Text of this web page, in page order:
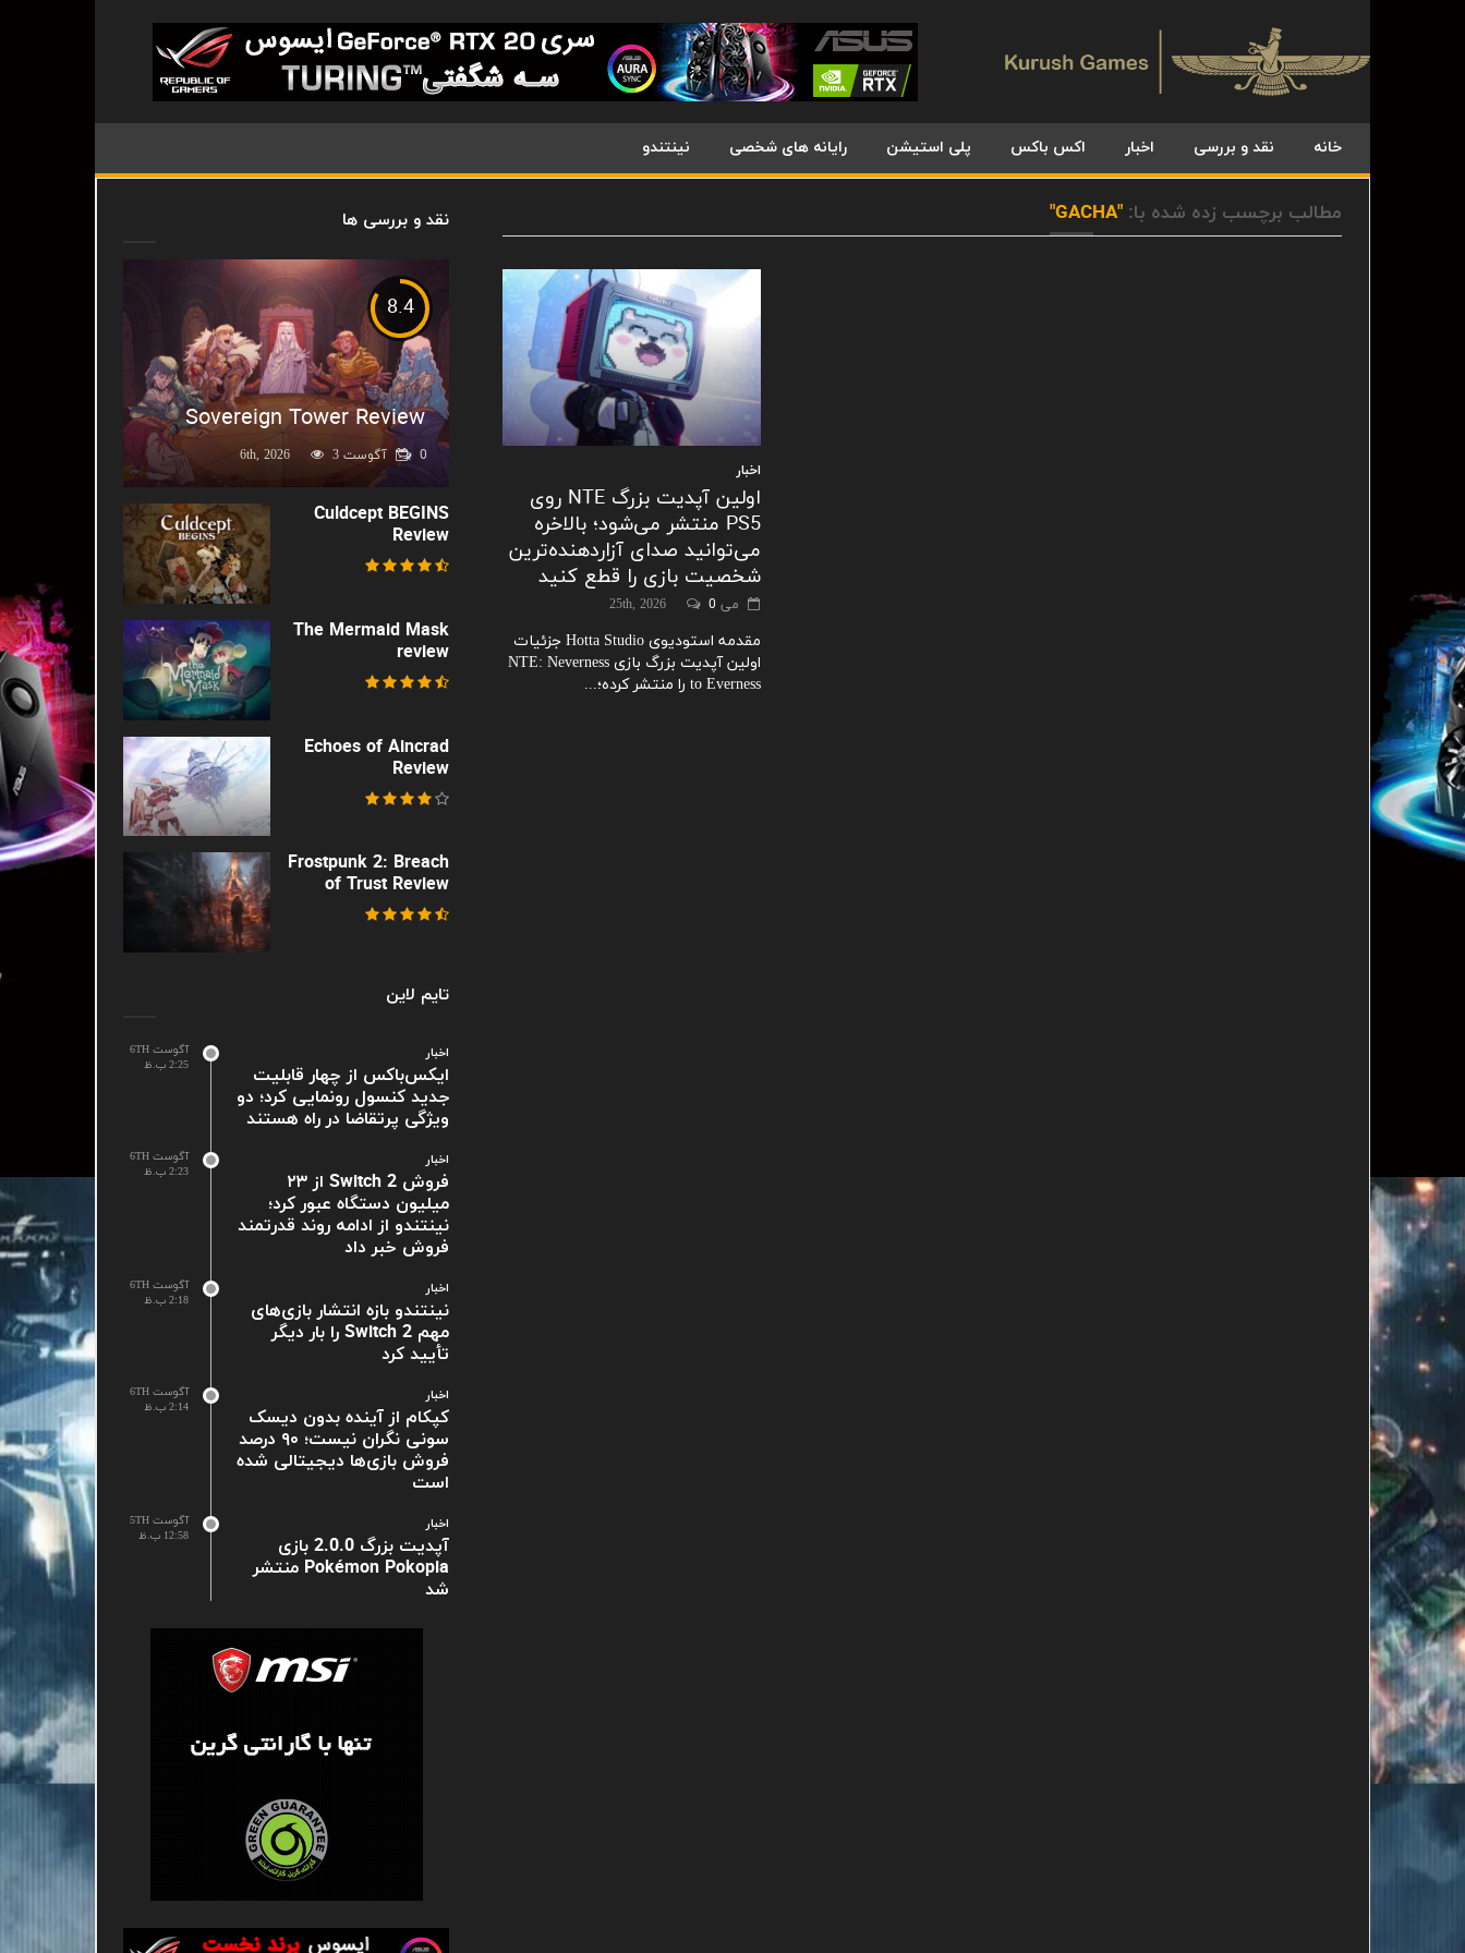
خانه نقد و بررسی اخبار اکس باکس پلی استیشن رایانه های شخصی نینتندو
مطالب برچسب زده شده با: "GACHA"
اخبار
اولین آپدیت بزرگ NTE روی
PS5 منتشر می‌شود؛ بالاخره
می‌توانید صدای آزاردهنده‌ترین
شخصیت بازی را قطع کنید
می 25th, 2026 0
مقدمه استودیوی Hotta Studio جزئیات
اولین آپدیت بزرگ بازی NTE: Neverness
to Everness را منتشر کرده؛...
نقد و بررسی ها
8.4
Sovereign Tower Review
آگوست 6th, 2026 3 0
Culdcept BEGINS
Review
The Mermaid Mask
review
Echoes of Aincrad
Review
Frostpunk 2: Breach
of Trust Review
تایم لاین
آگوست 6TH
2:25 ب.ظ
اخبار
ایکس‌باکس از چهار قابلیت
جدید کنسول رونمایی کرد؛ دو
ویژگی پرتقاضا در راه هستند
آگوست 6TH
2:23 ب.ظ
اخبار
فروش Switch 2 از ۲۳
میلیون دستگاه عبور کرد؛
نینتندو از ادامه روند قدرتمند
فروش خبر داد
آگوست 6TH
2:18 ب.ظ
اخبار
نینتندو بازه انتشار بازی‌های
مهم Switch 2 را بار دیگر
تأیید کرد
آگوست 6TH
2:14 ب.ظ
اخبار
کپکام از آینده بدون دیسک
سونی نگران نیست؛ ۹۰ درصد
فروش بازی‌ها دیجیتالی شده
است
آگوست 5TH
12:58 ب.ظ
اخبار
آپدیت بزرگ 2.0.0 بازی
Pokémon Pokopia منتشر
شد